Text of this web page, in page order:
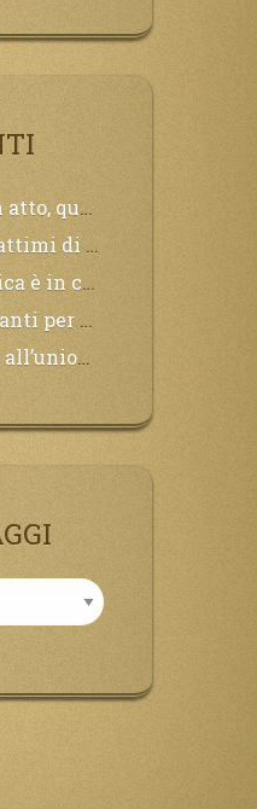
non sarà più nelle vostre mense.
in suo aiuto.
e tutta la Terra sarà oscurata.
si sarà preparato saranno dolori.
attendere pochissimo.